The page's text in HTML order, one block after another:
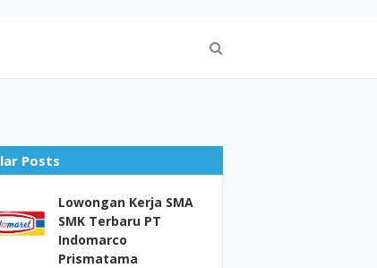
Posts
Lowongan Kerja SMA
SMK Terbaru PT
Indomarco
Prismatama